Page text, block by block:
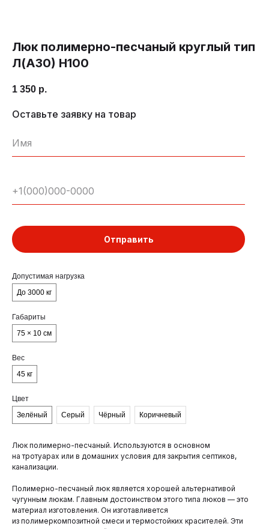
Люк полимерно-песчаный круглый тип
Л(А30) H100
1 350 р.
Оставьте заявку на товар
Отправить
Допустимая нагрузка
До 3000 кг
Габариты
75 × 10 см
Вес
45 кг
Цвет
Зелёный
Серый Чёрный Коричневый
Люк полимерно-песчаный. Используются в основном
на тротуарах или в домашних условия для закрытия септиков,
канализации.
Полимерно-песчаный люк является хорошей альтернативой
чугунным люкам. Главным достоинством этого типа люков — это
материал изготовления. Он изготавливется
из полимеркомпозитной смеси и термостойких красителей. Эти